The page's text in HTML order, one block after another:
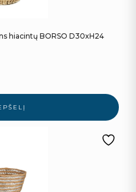
hiacintų BORSO D30xH24